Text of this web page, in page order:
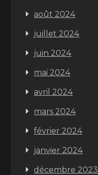
août 2024
juillet 2024
juin 2024
mai 2024
avril 2024
mars 2024
février 2024
janvier 2024
décembre 2023